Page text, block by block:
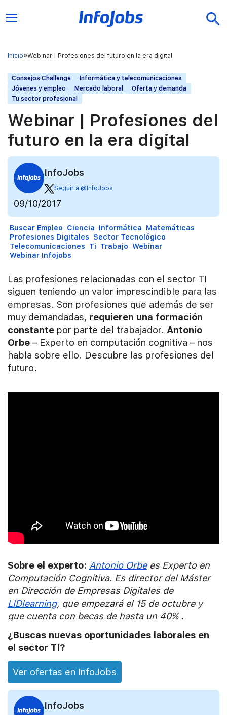
Inicio Webinar | Profesiones del futuro en la era digital
Consejos Challenge
Informática y telecomunicaciones
Jóvenes y empleo
Mercado laboral
Oferta y demanda
Tu sector profesional
Webinar | Profesiones del
futuro en la era digital
InfoJobs
Seguir a @InfoJobs
09/10/2017
Buscar Empleo Ciencia Informática Matemáticas
Profesiones Digitales Sector Tecnológico
Telecomunicaciones Ti Trabajo Webinar
Webinar Infojobs
Las profesiones relacionadas con el sector TI
siguen teniendo un valor imprescindible para las
empresas. Son profesiones que además de ser
muy demandadas, requieren una formación
constante por parte del trabajador. Antonio
Orbe – Experto en computación cognitiva – nos
habla sobre ello. Descubre las profesiones del
futuro.
Sobre el experto: Antonio Orbees Experto en
Computación Cognitiva. Es director del Máster
en Dirección de Empresas Digitales de
LIDlearning, que empezará el 15 de octubre y
que cuenta con becas de hasta un 40% .
¿Buscas nuevas oportunidades laborales en
el sector TI?
Ver ofertas en InfoJobs
InfoJobs